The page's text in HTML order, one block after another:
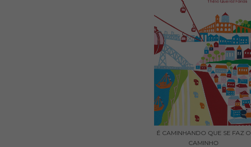
É CAMINHANDO QUE SE FAZ O
CAMINHO